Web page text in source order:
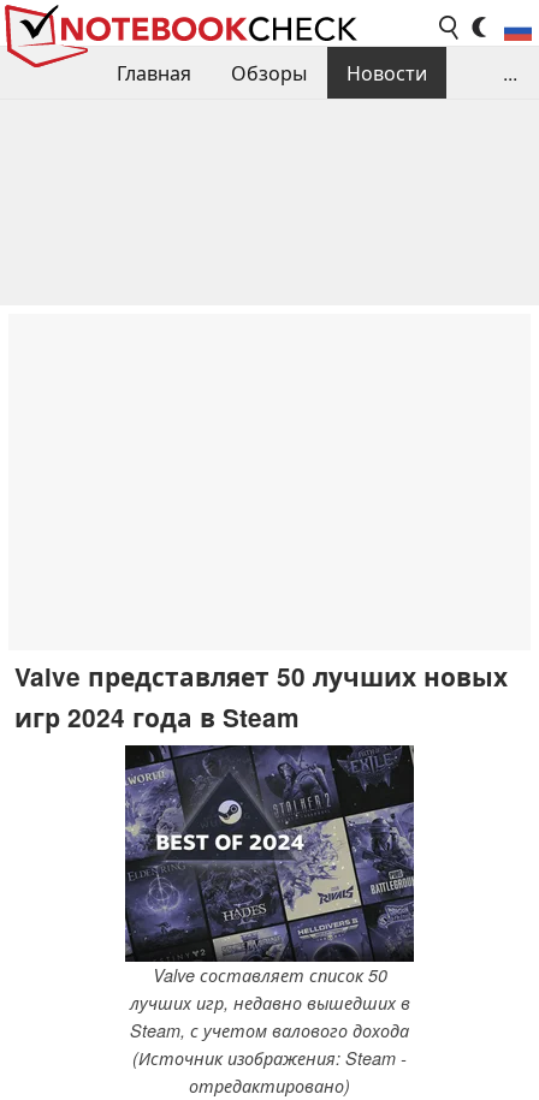
Главная Обзоры
Новости
...
Valve представляет 50 лучших новых
игр 2024 года в Steam
Valve составляет список 50
лучших игр, недавно вышедших в
Steam, с учетом валового дохода
(Источник изображения: Steam -
отредактировано)